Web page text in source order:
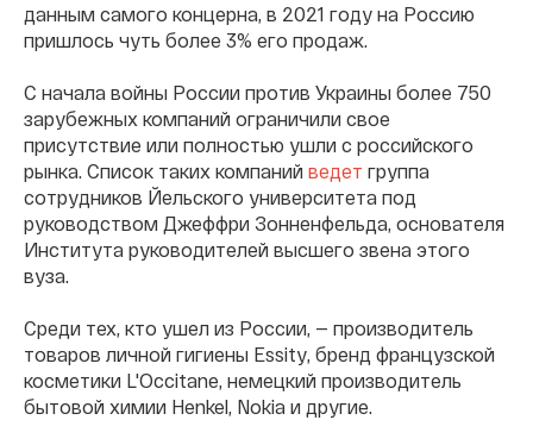
данным самого концерна, в 2021 году на Россию
пришлось чуть более 3% его продаж.
С начала войны России против Украины более 750
зарубежных компаний ограничили свое
присутствие или полностью ушли с российского
рынка. Список таких компаний ведет группа
сотрудников Йельского университета под
руководством Джеффри Зонненфельда, основателя
Института руководителей высшего звена этого
вуза.
Среди тех, кто ушел из России, — производитель
товаров личной гигиены Essity, бренд французской
косметики L'Occitane, немецкий производитель
бытовой химии Henkel, Nokia и другие.